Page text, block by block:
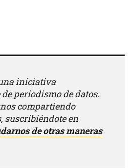
iniciativa
periodismo de datos.
compartiendo
suscribiéndote en
de otras maneras